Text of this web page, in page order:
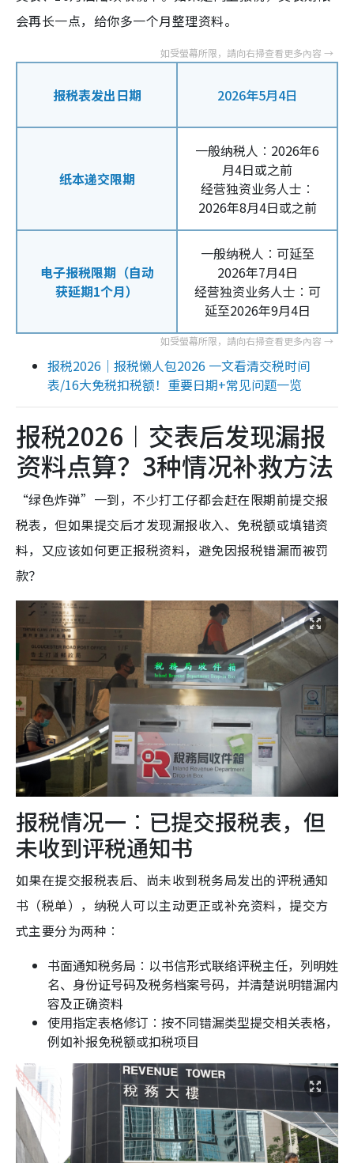
会再长一点，给你多一个月整理资料。
报税表发出日期 2026年5月4日
纸本递交限期
一般纳税人︰2026年6
月4日或之前
经营独资业务人士︰
2026年8月4日或之前
电子报税限期（自动
获延期1个月）
一般纳税人︰可延至
2026年7月4日
经营独资业务人士︰可
延至2026年9月4日
报税2026｜报税懒人包2026 一文看清交税时间
表/16大免税扣税额！重要日期+常见问题一览
报税2026︱交表后发现漏报
资料点算？3种情况补救方法
“绿色炸弹”一到，不少打工仔都会赶在限期前提交报
税表，但如果提交后才发现漏报收入、免税额或填错资
料，又应该如何更正报税资料，避免因报税错漏而被罚
款？
报税情况一︰已提交报税表，但
未收到评税通知书
如果在提交报税表后、尚未收到税务局发出的评税通知
书（税单），纳税人可以主动更正或补充资料，提交方
式主要分为两种︰
书面通知税务局︰以书信形式联络评税主任，列明姓
名、身份证号码及税务档案号码，并清楚说明错漏内
容及正确资料
使用指定表格修订︰按不同错漏类型提交相关表格，
例如补报免税额或扣税项目